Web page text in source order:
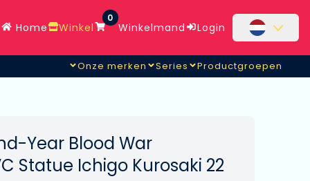
Home Winkel
0
Winkelmand Login
Onze merken Series Productgroepen
Year Blood War
Statue Ichigo Kurosaki 22